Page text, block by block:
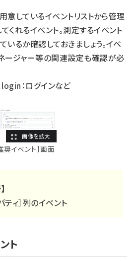
しているイベントリストから管理
くれるイベント。測定するイベント
いるか確認しておきましょう。イベ
ージャー等の関連設定も確認が必
login：ログインなど
奨イベント］画面
ィ］列のイベント
ト